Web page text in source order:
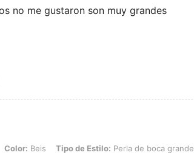
no me gustaron son muy grandes
Beis, Tipo de Estilo: Perla de boca grande, Talla: Unitalla
Color: Beis Tipo de Estilo: Perla de boca grande